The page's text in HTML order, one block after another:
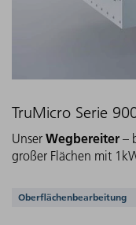
TruMicro Serie
Unser Wegbereiter –
großer Flächen mit
Unterstützte
Oberflächenbearbeitung